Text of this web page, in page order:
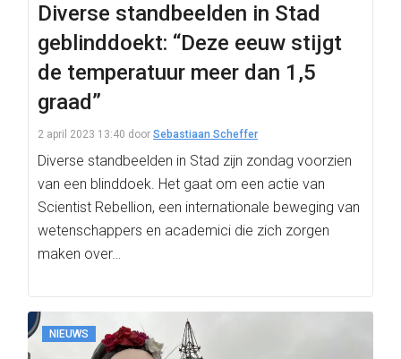
Diverse standbeelden in Stad
geblinddoekt: “Deze eeuw stijgt
de temperatuur meer dan 1,5
graad”
2 april 2023 13:40 door Sebastiaan Scheffer
Diverse standbeelden in Stad zijn zondag voorzien
van een blinddoek. Het gaat om een actie van
Scientist Rebellion, een internationale beweging van
wetenschappers en academici die zich zorgen
maken over…
NIEUWS